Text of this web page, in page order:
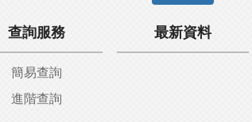
查詢服務
簡易查詢
進階查詢
最新資料